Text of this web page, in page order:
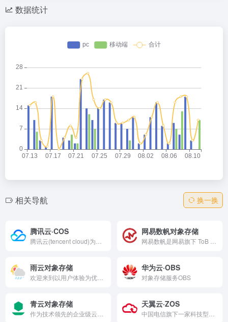
数据统计
相关导航 换一换
腾讯云·COS 网易数帆对象存储
雨云对象存储 华为云·OBS
对象存储服务OBS
青云对象存储 天翼云·ZOS